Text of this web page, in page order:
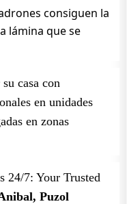
consiguen la
lámina que se
casa con
en unidades
en zonas
24/7: Your Trusted
Puzol